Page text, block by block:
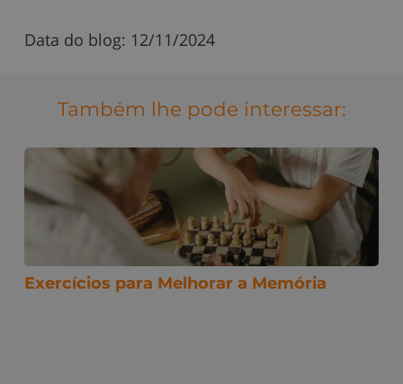
Data do blog: 12/11/2024
Também lhe pode interessar:
Exercícios para Melhorar a Memória